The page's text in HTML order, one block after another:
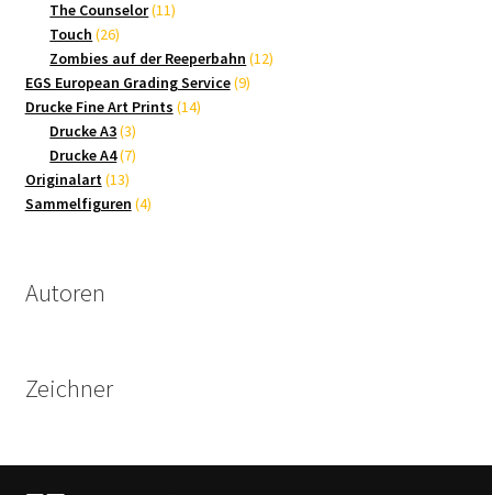
Produkte
The Counselor 1111
Touch 2626
Produkte
Zombies auf der Reeperbahn 1212
EGS European Grading Service 99
Drucke Fine Art Prints 1414
Drucke A3 33
Produkte
Drucke A4 77
Originalart 1313
Produkte
Sammelfiguren 44
Autoren
Zeichner